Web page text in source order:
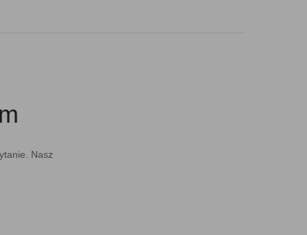
Nasz